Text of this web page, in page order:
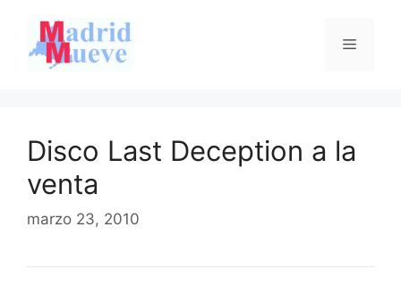
contenido
Menú
Disco Last Deception a la
venta
marzo 23, 2010